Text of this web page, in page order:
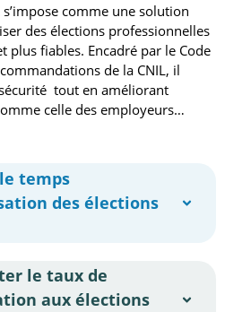
s’impose comme une solution
des élections professionnelles
plus fiables. Encadré par le Code
de la CNIL, il
tout en améliorant
celle des employeurs…
temps
des élections
le taux de
aux élections